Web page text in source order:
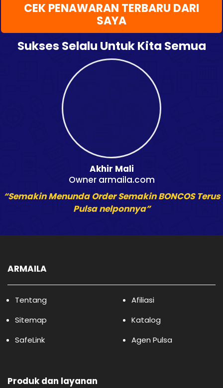
CEK PENAWARAN TERBARU DARI
SAYA
Sukses Selalu Untuk Kita Semua
Akhir Mali
Owner armaila.com
“Semakin Menunda Order Semakin BONCOS Terus
Pulsa nelponnya”
ARMAILA
Tentang
Sitemap
SafeLink
Afiliasi
Katalog
Agen Pulsa
Produk dan layanan